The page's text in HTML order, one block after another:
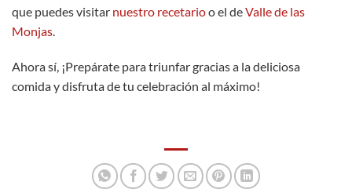
que puedes visitar nuestro recetarioo el deValle de las
Monjas
Ahora sí, ¡Prepárate para triunfar gracias a la deliciosa
comida y disfruta de tu celebración al máximo!